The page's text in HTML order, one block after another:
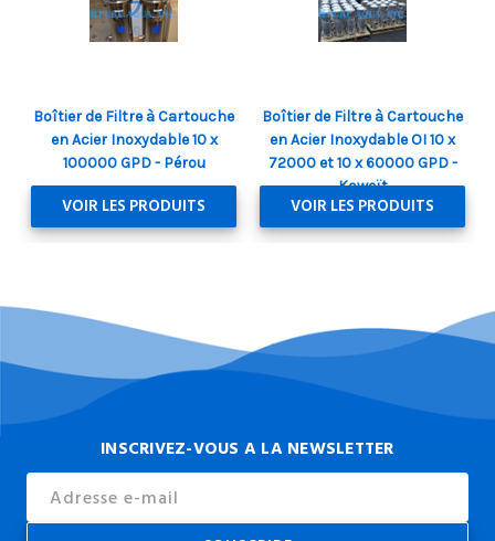
Boîtier de Filtre à Cartouche
en Acier Inoxydable 10 x
100000 GPD - Pérou
VOIR LES PRODUITS
Boîtier de Filtre à Cartouche
en Acier Inoxydable OI 10 x
72000 et 10 x 60000 GPD -
Koweït
VOIR LES PRODUITS
INSCRIVEZ-VOUS A LA NEWSLETTER
Address